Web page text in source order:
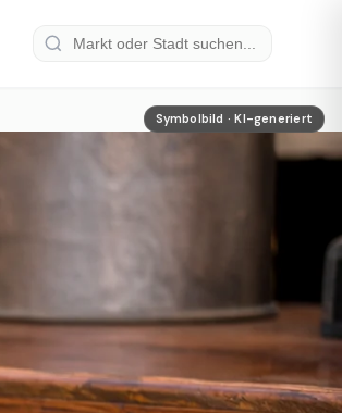
Symbolbild · KI-generiert